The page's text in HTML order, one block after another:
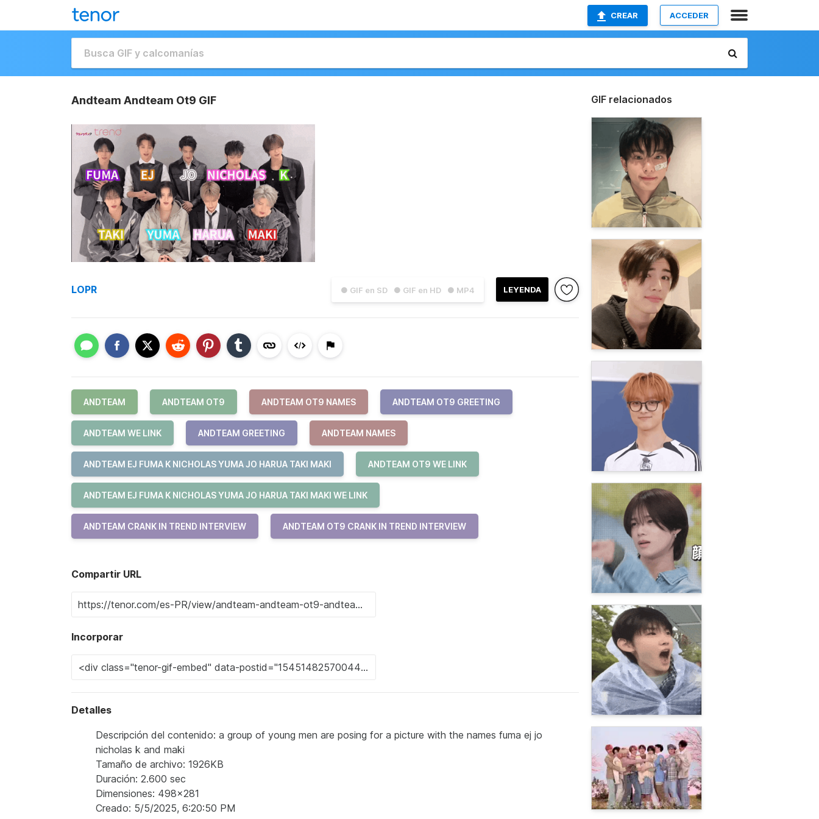
CREAR ACCEDER
Andteam Andteam Ot9 GIF
● GIF en SD ● GIF en HD ● MP4 LEYENDA
LOPR
ANDTEAM ANDTEAM OT9 ANDTEAM OT9 NAMES ANDTEAM OT9 GREETING
ANDTEAM WE LINK ANDTEAM GREETING ANDTEAM NAMES
ANDTEAM EJ FUMA K NICHOLAS YUMA JO HARUA TAKI MAKI ANDTEAM OT9 WE LINK
ANDTEAM EJ FUMA K NICHOLAS YUMA JO HARUA TAKI MAKI WE LINK
ANDTEAM CRANK IN TREND INTERVIEW ANDTEAM OT9 CRANK IN TREND INTERVIEW
Compartir URL
Incorporar
Detalles
Descripción del contenido: a group of young men are posing for a picture with the names fuma ej jo
nicholas k and maki
Tamaño de archivo: 1926KB
Duración: 2.600 sec
Dimensiones: 498x281
Creado: 5/5/2025, 6:20:50 PM
GIF relacionados